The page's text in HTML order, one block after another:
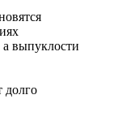
выпуклости
долго